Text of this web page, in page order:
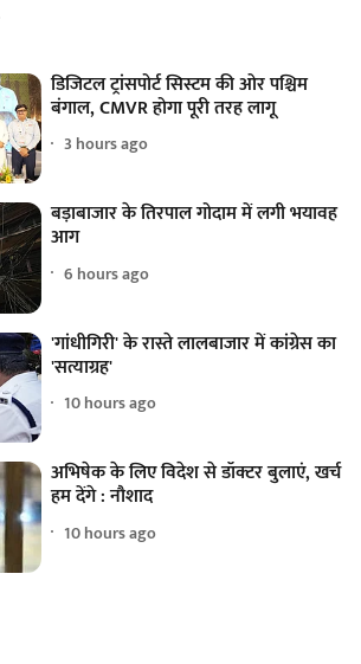
डिजिटल ट्रांसपोर्ट सिस्टम की ओर पश्चिम
बंगाल, CMVR होगा पूरी तरह लागू
3 hours ago
बड़ाबाजार के तिरपाल गोदाम में लगी भयावह
आग
6 hours ago
'गांधीगिरी' के रास्ते लालबाजार में कांग्रेस का
'सत्याग्रह'
10 hours ago
अभिषेक के लिए विदेश से डॉक्टर बुलाएं, खर्च
हम देंगे : नौशाद
10 hours ago